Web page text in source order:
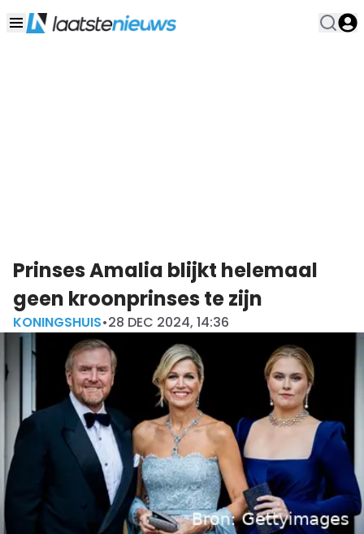
Prinses Amalia blijkt helemaal
geen kroonprinses te zijn
KONINGSHUIS•28 DEC 2024, 14:36